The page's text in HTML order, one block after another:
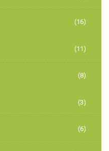
(16)
(11)
(8)
(3)
(6)